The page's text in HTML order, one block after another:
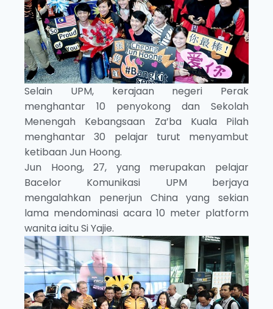
Selain UPM, kerajaan negeri Perak
menghantar 10 penyokong dan Sekolah
Menengah Kebangsaan Za’ba Kuala Pilah
menghantar 30 pelajar turut menyambut
ketibaan Jun Hoong.
Jun Hoong, 27, yang merupakan pelajar
Bacelor Komunikasi UPM berjaya
mengalahkan penerjun China yang sekian
lama mendominasi acara 10 meter platform
wanita iaitu Si Yajie.